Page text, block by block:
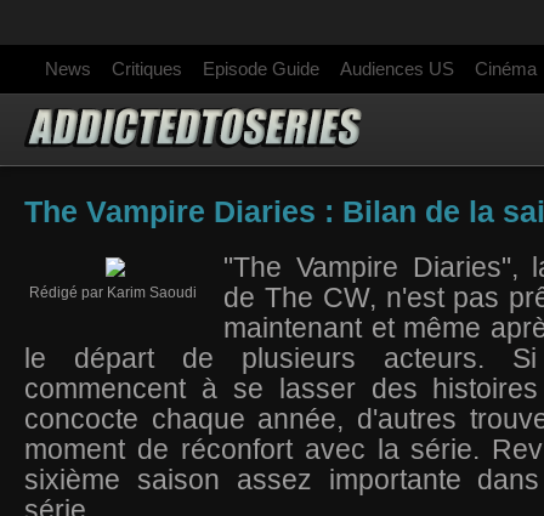
News Critiques Episode Guide Audiences US Cinéma
The Vampire Diaries : Bilan de la
Rédigé par Karim Saoudi
"The Vampire Diaries",
de The CW, n'est pas
maintenant et même
le départ de plusieurs acteurs.
commencent à se lasser des
concocte chaque année, d'autres
moment de réconfort avec la série.
sixième saison assez importante